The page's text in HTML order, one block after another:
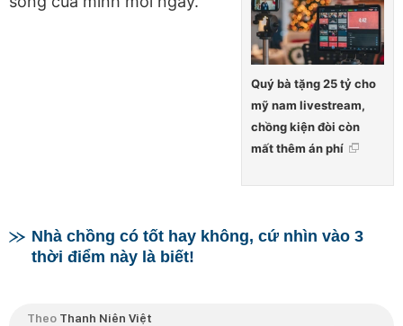
Quý bà tặng 25 tỷ cho
mỹ nam livestream,
chồng kiện đòi còn
mất thêm án phí
Nhà chồng có tốt hay không, cứ nhìn vào 3
thời điểm này là biết!
Theo Thanh Niên Việt